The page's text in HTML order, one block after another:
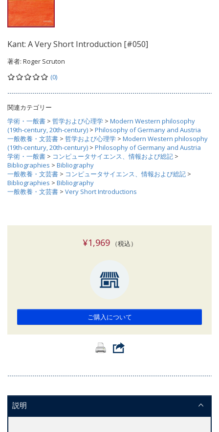
Kant: A Very Short Introduction [#050]
著者: Roger Scruton
(0)
関連カテゴリー
学術・一般書 > 哲学および心理学 > Modern Western philosophy
(19th-century, 20th-century) > Philosophy of Germany and Austria
一般教養・文芸書 > 哲学および心理学 > Modern Western philosophy
(19th-century, 20th-century) > Philosophy of Germany and Austria
学術・一般書 > コンピュータサイエンス、情報および総記 >
Bibliographies > Bibliography
一般教養・文芸書 > コンピュータサイエンス、情報および総記 >
Bibliographies > Bibliography
一般教養・文芸書 > Very Short Introductions
¥1,969（税込）
ご購入について
説明